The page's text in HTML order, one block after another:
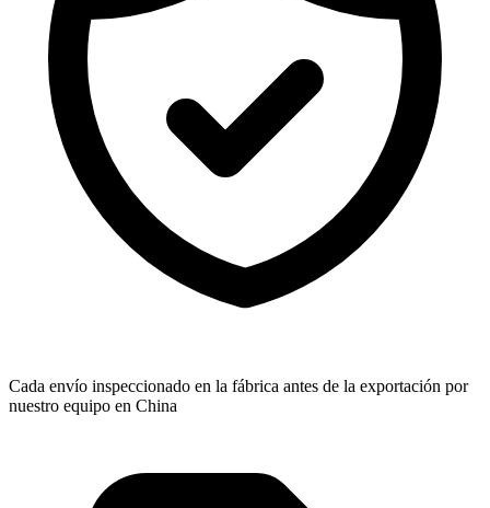
Cada envío inspeccionado en la fábrica antes de la exportación por
nuestro equipo en China